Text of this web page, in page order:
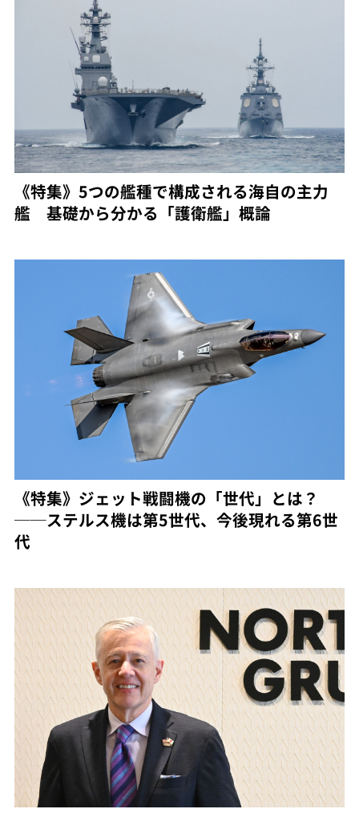
《特集》5つの艦種で構成される海自の主力
艦 基礎から分かる「護衛艦」概論
《特集》ジェット戦闘機の「世代」とは？
──ステルス機は第5世代、今後現れる第6世
代